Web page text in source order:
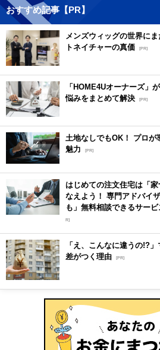
おすすめ記事【PR】
メンズウィッグの世界に
トネイチャーの真価
[PR]
「HOME4Uオーナーズ」
悩みをまとめて解決 [PR]
土地なしでもOK！ プロが
魅力
[PR]
はじめての注文住宅は「
なえよう！ 専門アドバイ
も」無料相談できるサー
R]
「え、こんなに違うの!?
差がつく理由 [PR]